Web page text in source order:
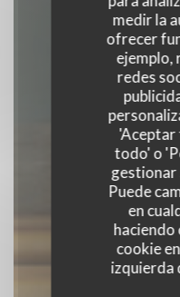
medir la
ofrecer
ejemplo,
redes
'Aceptar
todo' o
gestionar
Puede
en
haciendo
cookie
izquierda